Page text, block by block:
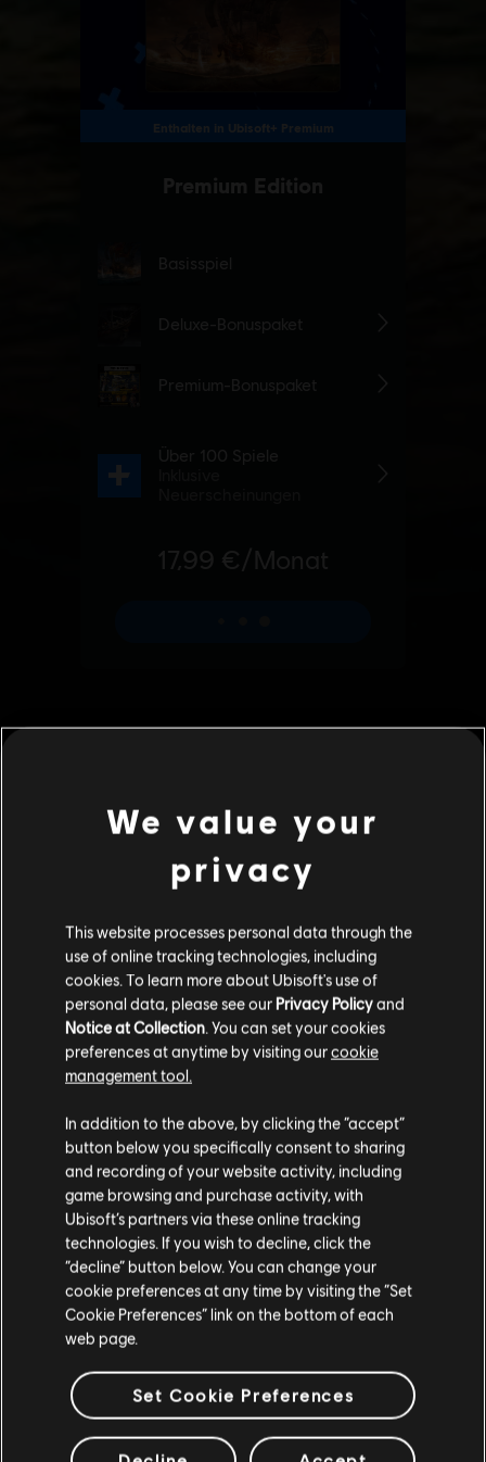
Soweit wir wissen kommst du aus
Staaten von Amerika.
Wenn du etwas bestellen möchtest, besuche bitte
deinen lokalen Ubisoft Store.
Im aktuellen Store bleiben
ZUM LOKALEN STORE WECHSELN
We value your
privacy
This website processes personal data through the
use of online tracking technologies, including
cookies. To learn more about Ubisoft's use of
personal data, please see our Privacy Policyand
Notice at Collection . You can set your cookies
preferences at anytime by visiting ourcookie
management tool.
In addition to the above, by clicking the “accept”
button below you specifically consent to sharing
and recording of your website activity, including
game browsing and purchase activity, with
Ubisoft’s partners via these online tracking
technologies. If you wish to decline, click the
“decline” button below. You can change your
cookie preferences at any time by visiting the “Set
Cookie Preferences” link on the bottom of each
web page.
Set Cookie Preferences